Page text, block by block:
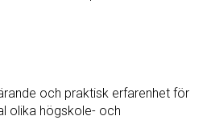
och praktisk erfarenhet för
olika högskole- och